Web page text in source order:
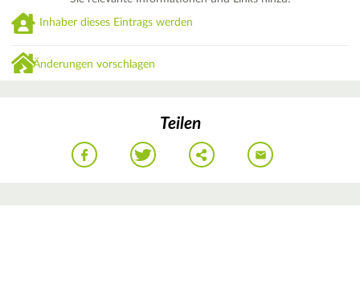
Inhaber dieses Eintrags werden
Änderungen vorschlagen
Teilen